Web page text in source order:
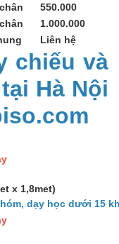
550.000
1.000.000
Liên hệ
chiếu và
Hà Nội
x 1,8met)
dạy học dưới 15